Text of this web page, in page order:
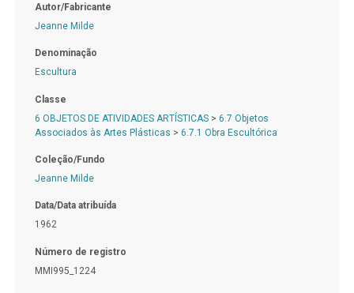
Autor/Fabricante
Jeanne Milde
Denominação
Escultura
Classe
6 OBJETOS DE ATIVIDADES ARTÍSTICAS> 6.7 Objetos
Associados às Artes Plásticas > 6.7.1 Obra Escultórica
Coleção/Fundo
Jeanne Milde
Data/Data atribuída
1962
Número de registro
MMI995_1224